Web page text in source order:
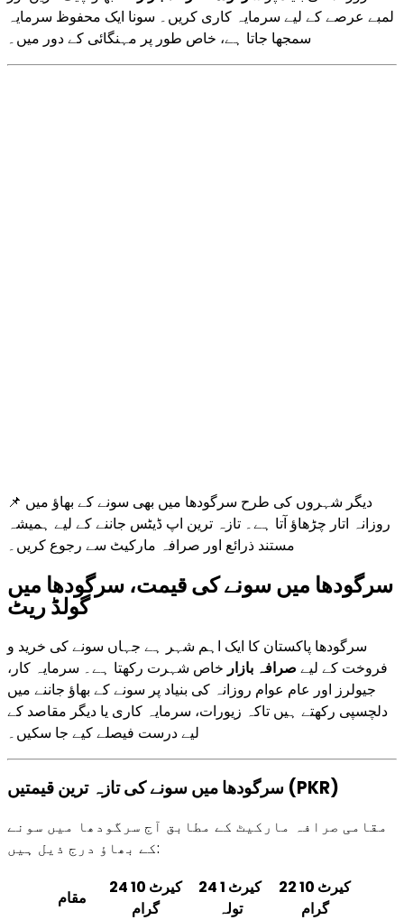
لمبے عرصے کے لیے سرمایہ کاری کریں۔ سونا ایک محفوظ سرمایہ
سمجھا جاتا ہے، خاص طور پر مہنگائی کے دور میں۔
📌 دیگر شہروں کی طرح سرگودھا میں بھی سونے کے بھاؤ میں
روزانہ اتار چڑھاؤ آتا ہے۔ تازہ ترین اپ ڈیٹس جاننے کے لیے ہمیشہ
مستند ذرائع اور صرافہ مارکیٹ سے رجوع کریں۔
سرگودھا میں سونے کی قیمت، سرگودھا میں
گولڈ ریٹ
سرگودھا پاکستان کا ایک اہم شہر ہے جہاں سونے کی خرید و
فروخت کے لیے صرافہ بازار خاص شہرت رکھتا ہے۔ سرمایہ کار،
جیولرز اور عام عوام روزانہ کی بنیاد پر سونے کے بھاؤ جاننے میں
دلچسپی رکھتے ہیں تاکہ زیورات، سرمایہ کاری یا دیگر مقاصد کے
لیے درست فیصلے کیے جا سکیں۔
سرگودھا میں سونے کی تازہ ترین قیمتیں (PKR)
مقامی صرافہ مارکیٹ کے مطابق آج سرگودھا میں سونے
کے بھاؤ درج ذیل ہیں:
مقام
24 کیرٹ 10
گرام
24 کیرٹ 1
تولہ
22 کیرٹ 10
گرام